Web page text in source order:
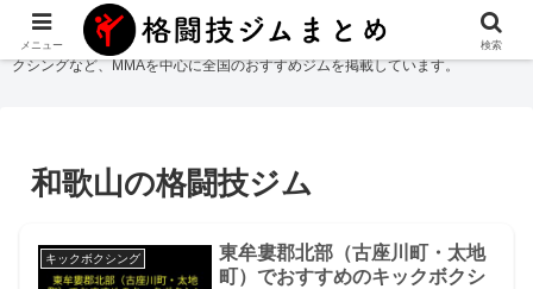
格闘技ジムまとめ
では総合格闘技・柔術・レスリング・キックボクシング・ボ
クシングなど、MMAを中心に全国のおすすめジムを掲載しています。
和歌山の格闘技ジム
キックボクシング
東牟婁郡北部（古座川町・太地
町）でおすすめのキックボクシ
メニュー 検索